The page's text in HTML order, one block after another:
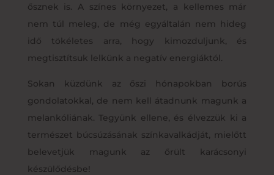
ősznek is. A színes környezet, a kellemes már
nem túl meleg, de még egyáltalán nem hideg
idő tökéletes arra, hogy kimozduljunk, és
megtisztítsuk lelkünk a negatív energiáktól.
Sokan küzdünk az őszi hónapokban borús
gondolatokkal, de nem kell átadnunk magunk a
melankóliának. Tegyünk ellene, és élvezzük ki a
természet búcsúzásának színkavalkádját, mielőtt
belevetjük magunk az őrült karácsonyi
készülődésbe!